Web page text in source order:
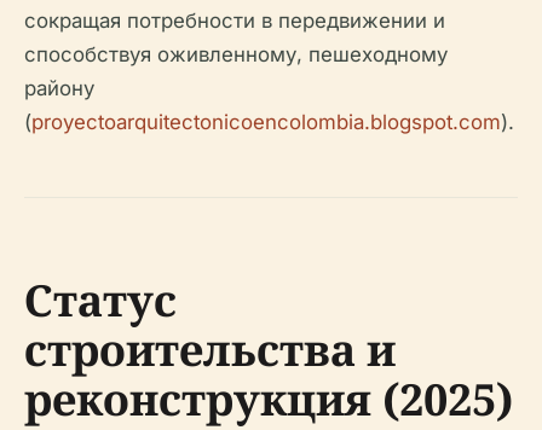
сокращая потребности в передвижении и
способствуя оживленному, пешеходному
району
(proyectoarquitectonicoencolombia.blogspot.com).
Статус
строительства и
реконструкция (2025)